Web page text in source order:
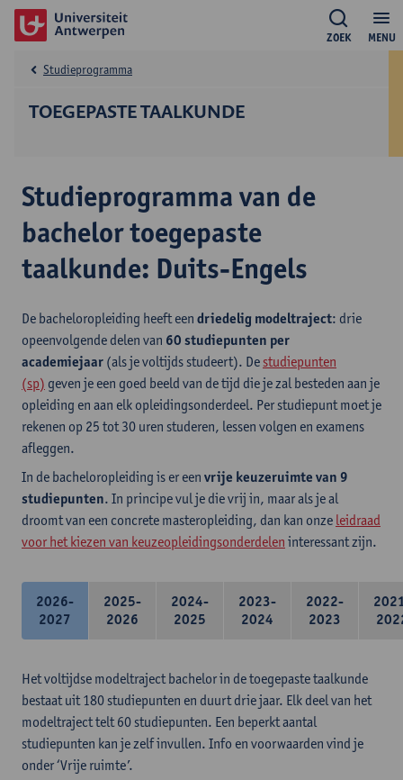
MENU
ZOEK
TOEGEPASTE TAALKUNDE
Studieprogramma
Studieprogramma van de
bachelor toegepaste
taalkunde: Duits-Engels
De bacheloropleiding heeft een driedelig modeltraject: drie
opeenvolgende delen van 60 studiepunten per
academiejaar (als je voltijds studeert). De studiepunten
(sp) geven je een goed beeld van de tijd die je zal besteden aan je
opleiding en aan elk opleidingsonderdeel. Per studiepunt moet je
rekenen op 25 tot 30 uren studeren, lessen volgen en examens
afleggen.
In de bacheloropleiding is er een vrije keuzeruimte van 9
studiepunten. In principe vul je die vrij in, maar als je al
droomt van een concrete masteropleiding, dan kan onze leidraad
voor het kiezen van keuzeopleidingsonderdelen interessant zijn.
2026-
2027
2025-
2026
2024-
2025
2023-
2024
2022-
2023
Het voltijdse modeltraject bachelor in de toegepaste taalkunde
bestaat uit 180 studiepunten en duurt drie jaar. Elk deel van het
modeltraject telt 60 studiepunten. Een beperkt aantal
studiepunten kan je zelf invullen. Info en voorwaarden vind je
onder ‘Vrije ruimte’.